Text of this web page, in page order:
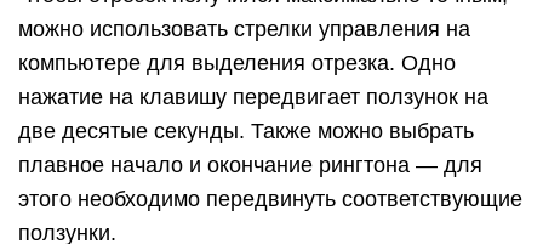
можно использовать стрелки управления на
компьютере для выделения отрезка. Одно
нажатие на клавишу передвигает ползунок на
две десятые секунды. Также можно выбрать
плавное начало и окончание рингтона — для
этого необходимо передвинуть соответствующие
ползунки.